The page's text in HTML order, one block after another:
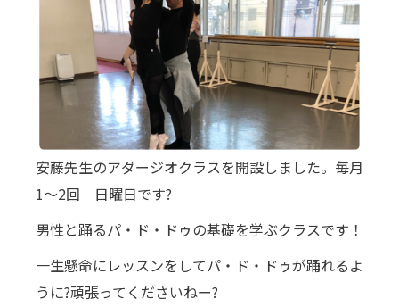
安藤先生のアダージオクラスを開設しました。毎月
1〜2回 日曜日です?
男性と踊るパ・ド・ドゥの基礎を学ぶクラスです！
一生懸命にレッスンをしてパ・ド・ドゥが踊れるよ
うに?頑張ってくださいねー?